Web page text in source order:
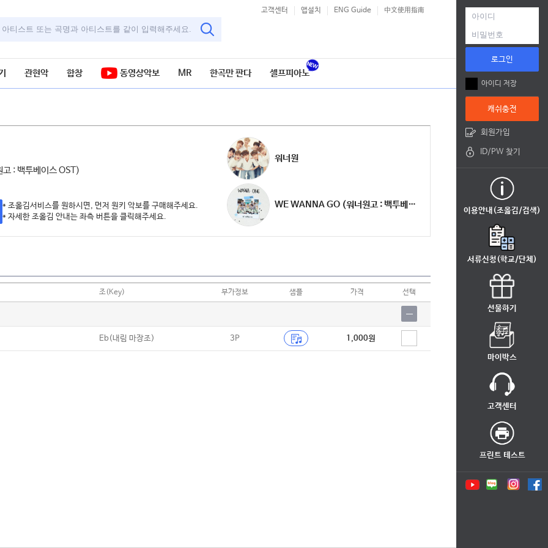
고객센터 앱설치 ENG Guide 中文使用指南
관현악 합창 동영상악보 MR 한곡만 판다 셀프피아노
: 백투베이스 OST)
* 조옮김서비스를 원하시면, 먼저 원키 악보를 구매해주세요.
* 자세한 조옮김 안내는 좌측 버튼을 클릭해주세요.
워너원
WE WANNA GO (워너원고 : 백투베이스 OST)
조(Key) 부가정보 샘플 가격 선택
Eb(내림 마장조) 3P 1,000원
로그인
아이디 저장
캐쉬충전
회원가입
ID/PW 찾기
이용안내(조옮김/검색)
서류신청(학교/단체)
선물하기
마이박스
고객센터
프린트 테스트